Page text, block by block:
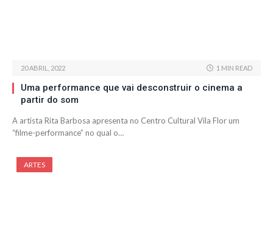
20 ABRIL, 2022 1 MIN READ
Uma performance que vai desconstruir o cinema a
partir do som
A artista Rita Barbosa apresenta no Centro Cultural Vila Flor um
“filme-performance” no qual o…
ARTES